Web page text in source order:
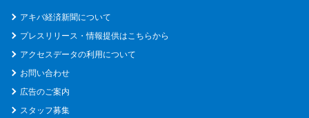
アキバ経済新聞について
プレスリリース・情報提供はこちらから
アクセスデータの利用について
お問い合わせ
広告のご案内
スタッフ募集